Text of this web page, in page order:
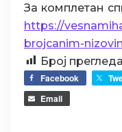
За комплетан
https://
brojcanim-
Број
Facebook
Email